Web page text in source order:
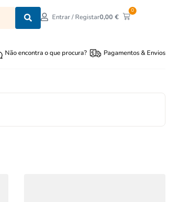
Entrar / Registar0,00€
0
Não encontra o que procura? Pagamentos & Envios